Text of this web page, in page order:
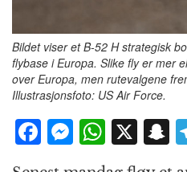
Bildet viser et B-52 H strategisk
flybase i Europa. Slike fly er mer
over Europa, men rutevalgene
Illustrasjonsfoto: US Air Force.
F
M W X S